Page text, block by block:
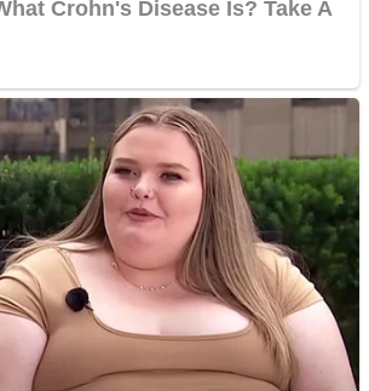
Creez aplicatie
ANDROID pentru siteul
tau
Anuntul tau apare in mai
multe ziare online
Apartamente 2 camere